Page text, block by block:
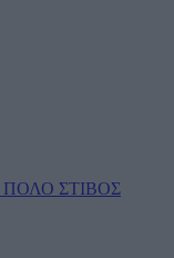
ΠΟΛΟ ΣΤΙΒΟΣ